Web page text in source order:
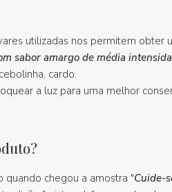
utilizadas nos permitem obter
sabor amargo de média
cardo.
a luz para uma melhor
chegou a amostra "Cuide-